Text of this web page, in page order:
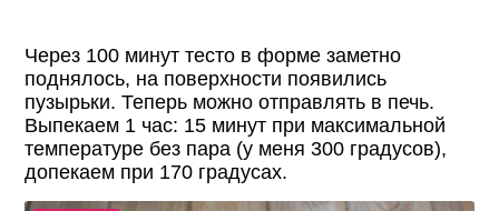
Через 100 минут тесто в форме заметно
поднялось, на поверхности появились
пузырьки. Теперь можно отправлять в печь.
Выпекаем 1 час: 15 минут при максимальной
температуре без пара (у меня 300 градусов),
допекаем при 170 градусах.